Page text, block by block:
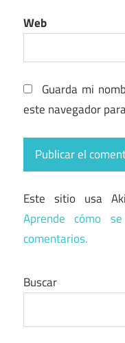
Web
Guarda mi
este navegador
Este sitio usa
Aprende cómo
comentarios.
Buscar